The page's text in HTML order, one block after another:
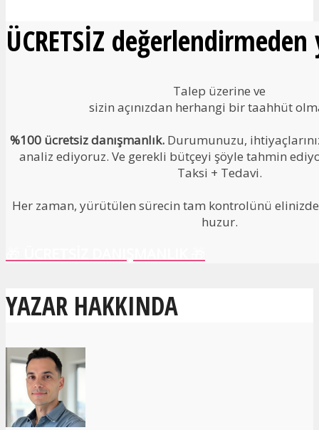
ÜCRETSİZ
Talep üzerine ve
sizin açınızdan herhangi bir taahhüt
%100 ücretsiz danışmanlık. Durumunuzu,
analiz ediyoruz. Ve gerekli bütçeyi şöyle tahmin
Taksi + Tedavi.
Her zaman, yürütülen sürecin tam kontrolünü
huzur.
YAZAR HAKKINDA